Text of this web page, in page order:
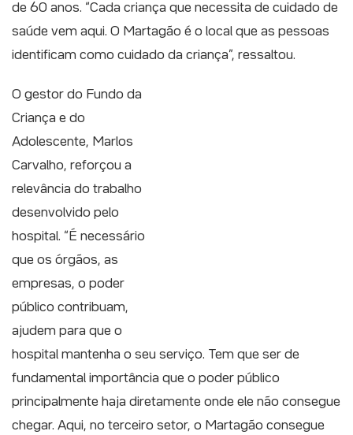
de 60 anos. “Cada criança que necessita de cuidado de
saúde vem aqui. O Martagão é o local que as pessoas
identificam como cuidado da criança”, ressaltou.
O gestor do Fundo da
Criança e do
Adolescente, Marlos
Carvalho, reforçou a
relevância do trabalho
desenvolvido pelo
hospital. “É necessário
que os órgãos, as
empresas, o poder
público contribuam,
ajudem para que o
hospital mantenha o seu serviço. Tem que ser de
fundamental importância que o poder público
principalmente haja diretamente onde ele não consegue
chegar. Aqui, no terceiro setor, o Martagão consegue